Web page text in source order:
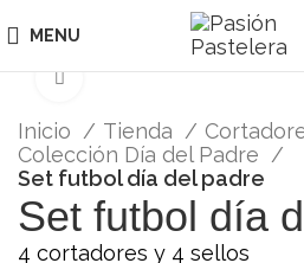
MENU
Click para agrandar
Inicio Tienda
Colección Día del Padre
Set futbol día del padre
Set futbol día
4 cortadores y 4 sellos